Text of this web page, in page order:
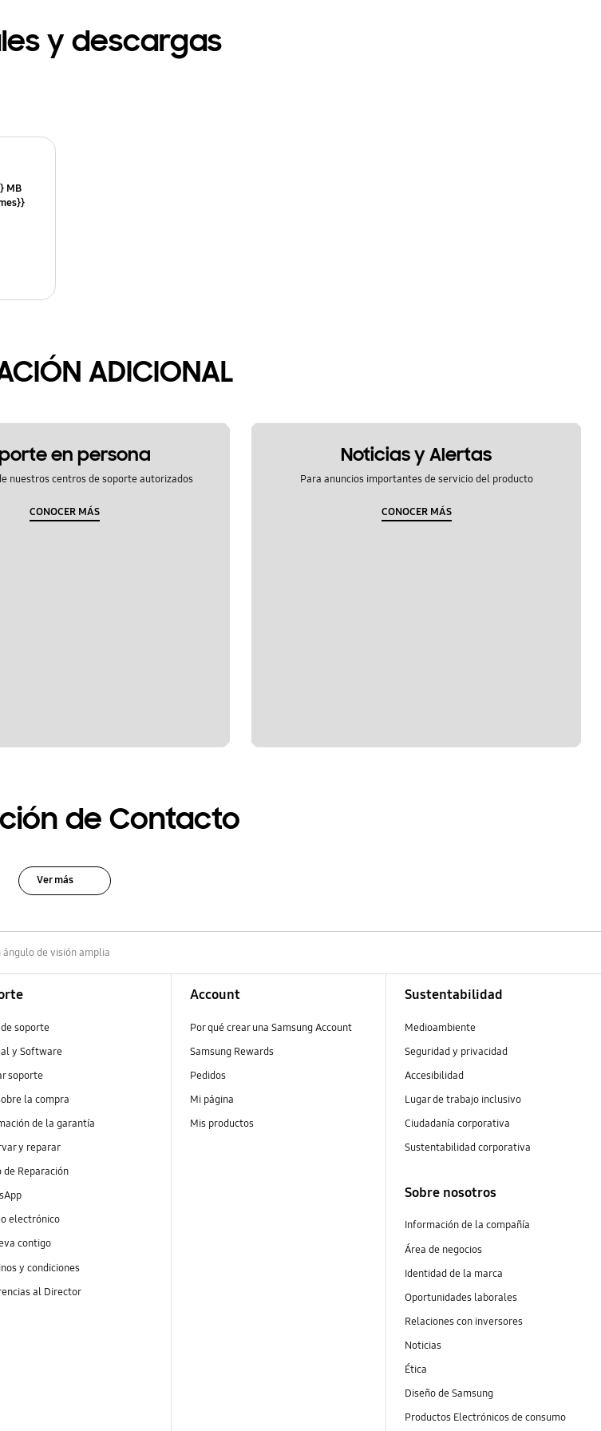
y descargas
MB
ADICIONAL
en persona
nuestros centros de soporte autorizados
CONOCER MÁS
Noticias y Alertas
Para anuncios importantes de servicio del producto
CONOCER MÁS
de Contacto
Ver más
ángulo de visión amplia
soporte
y Software
soporte
la compra
de la garantía
y reparar
de Reparación
electrónico
contigo
y condiciones
al Director
Account
Por qué crear una Samsung Account
Samsung Rewards
Pedidos
Mi página
Mis productos
Sustentabilidad
Medioambiente
Seguridad y privacidad
Accesibilidad
Lugar de trabajo inclusivo
Ciudadanía corporativa
Sustentabilidad corporativa
Sobre nosotros
Información de la compañía
Área de negocios
Identidad de la marca
Oportunidades laborales
Relaciones con inversores
Noticias
Ética
Diseño de Samsung
Productos Electrónicos de consumo